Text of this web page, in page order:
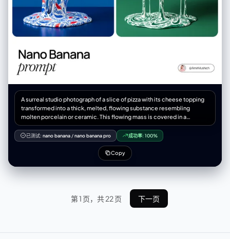
(waiting for pour)" } } }, "surreal_bridge_event": { "description": "The
interaction connecting the physical and digital realms.",
"action_type": "Trans-dimensional Fluid Dynamics", "source":
"realm_physical.held_object.contents (Light Green Water)",
"realm_digital.container_device.screen_surface", "destination":
"realm_digital.screen_content.held_object_digital (The Glass)",
"physics_violation_rules": { "rule_1": "Liquid does not splash off the
glass screen surface.", "rule_2": "Screen surface acts as a permeable
membrane solely for this liquid.", "rule_3": "Physical liquid transitions
"visual_details": ["Sharp liquid simulation", "No surface tension on
screen glass", "Fluid physically filling digital cup"] },
"rendering_specifications": { "visual_fidelity": "Hyper-realistic",
"texture_focus": ["Sharp fluid details", "Glass pixels", "Wood grain",
"Skin texture (hand and subject)"], "mood": "Cinematic, warm,
A surreal studio photograph of a slice of pizza with its cheese topping
transformed into a thick, melted, flowing substance resembling
molten porcelain or ceramic. This flowing mass is covered in a
repeating [BRAND COLORS] and white Delftware-style pattern of the
[BRAND NAME] logo and motifs. It drips in long strands from the pizza
slice and pools onto the surface below, retaining the blue and white
logo pattern even in the puddle. The crust is visible but overwhelmed
by the patterned flow. The background is a solid, plain [COLOR
COLOR]. Studio lighting, soft shadows.
已测试: nano banana /nano banana pro 成功率: 100%
Copy
第 1 页，共 22 页 下一页